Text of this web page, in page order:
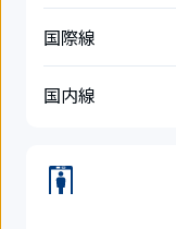
国際線
国内線